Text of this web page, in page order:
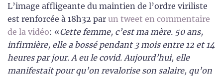
L’image affligeante du maintien de l’ordre viriliste
est renforcée à 18h32 par un tweet en commentaire
de la vidéo: «Cette femme, c’est ma mère. 50 ans,
infirmière, elle a bossé pendant 3 mois entre 12 et 14
heures par jour. A eu le covid. Aujourd’hui, elle
manifestait pour qu’on revalorise son salaire, qu’on